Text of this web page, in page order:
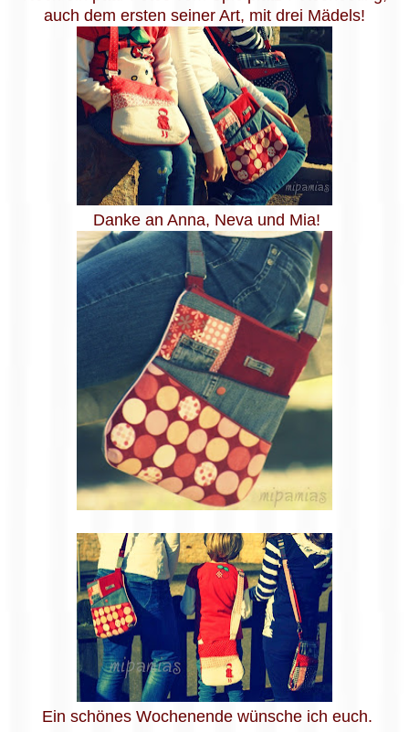
auch dem ersten seiner Art, mit drei Mädels!
Danke an Anna, Neva und Mia!
Ein schönes Wochenende wünsche ich euch.